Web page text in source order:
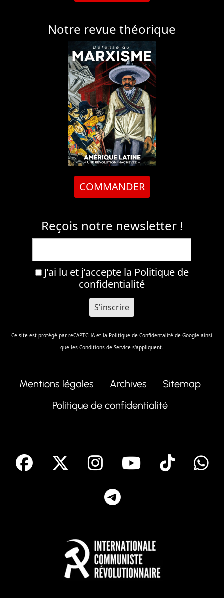
Notre revue théorique
COMMANDER
Reçois notre newsletter !
J’ai lu et j’accepte la Politique de
confidentialité
Ce site est protégé par reCAPTCHA et la Politique de Confidentalité de Google ainsi
que les Conditions de Service s'appliquent.
Mentions légales Archives
Sitemap
Politique de confidentialité
facebook Instagram
Youtube
Tik